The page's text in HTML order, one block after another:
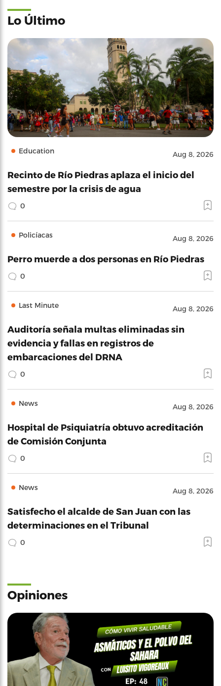
Lo Último
Education Aug 8, 2026
Recinto de Río Piedras aplaza el inicio del
semestre por la crisis de agua
0
Policíacas Aug 8, 2026
Perro muerde a dos personas en Río Piedras
0
Last Minute Aug 8, 2026
Auditoría señala multas eliminadas sin
evidencia y fallas en registros de
embarcaciones del DRNA
0
News Aug 8, 2026
Hospital de Psiquiatría obtuvo acreditación
de Comisión Conjunta
0
News Aug 8, 2026
Satisfecho el alcalde de San Juan con las
determinaciones en el Tribunal
0
Opiniones